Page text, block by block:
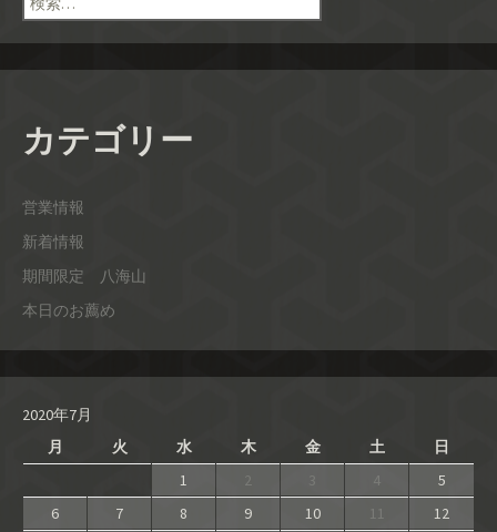
索:
カテゴリー
営業情報
新着情報
期間限定 八海山
本日のお薦め
2020年7月
月
火 水 木 金 土
日
1
2 3 4
5
6
7 8 9 10 11
12